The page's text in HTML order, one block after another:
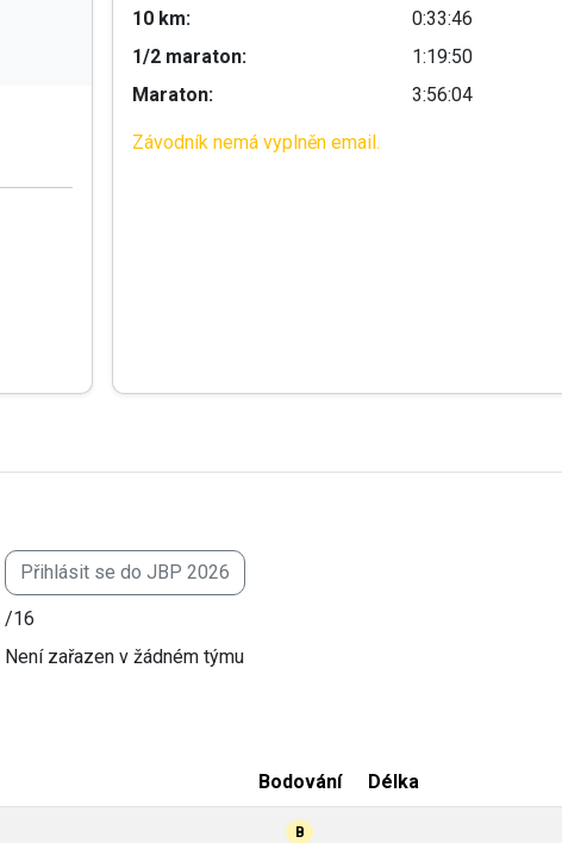
10 km:
0:33:46
1/2 maraton:
1:19:50
Maraton:
3:56:04
Závodník nemá vyplněn email.
Přihlásit se do JBP 2026
/16
Není zařazen v žádném týmu
Bodování Délka
B